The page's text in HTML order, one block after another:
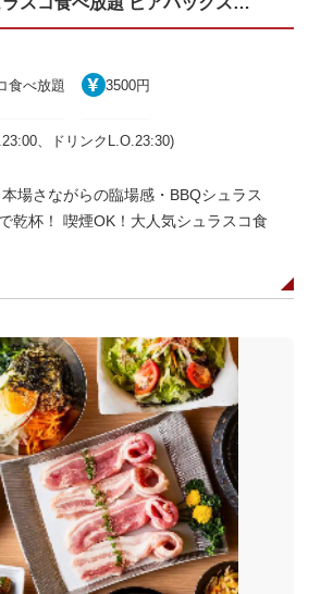
食べ放題 3500円
、ドリンクL.O.23:30)
場さながらの臨場感・BBQシュラス
乾杯！ 喫煙OK！大人気シュラスコ食